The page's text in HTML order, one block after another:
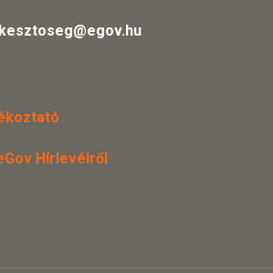
Hírlevélről